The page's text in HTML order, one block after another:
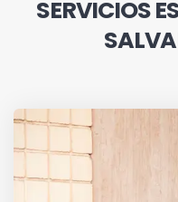
SERVICIOS